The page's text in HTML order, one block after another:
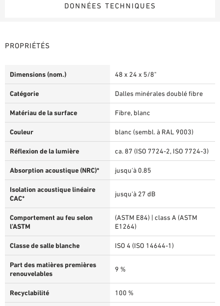
DONNÉES TECHNIQUES
PROPRIÉTÉS
Dimensions (nom.) 48 x 24 x 5/8"
Catégorie Dalles minérales doublé fibre
Matériau de la surface Fibre, blanc
Couleur blanc (sembl. à RAL 9003)
Réflexion de la lumière ca. 87 (ISO 7724-2, ISO 7724-3)
Absorption acoustique (NRC)* jusqu'à 0.85
Isolation acoustique linéaire
CAC*
jusqu'à 27 dB
Comportement au feu selon
l’ASTM
(ASTM E84) | class A (ASTM
E1264)
Classe de salle blanche ISO 4 (ISO 14644-1)
Part des matières premières
renouvelables
9 %
Recyclabilité 100 %